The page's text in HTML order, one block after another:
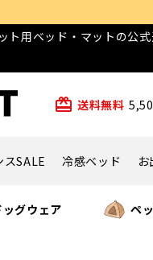
ト用ベッド・マットの公
card_giftcard 送料無料
スSALE 冷感ベッド
ッグウェア ペ